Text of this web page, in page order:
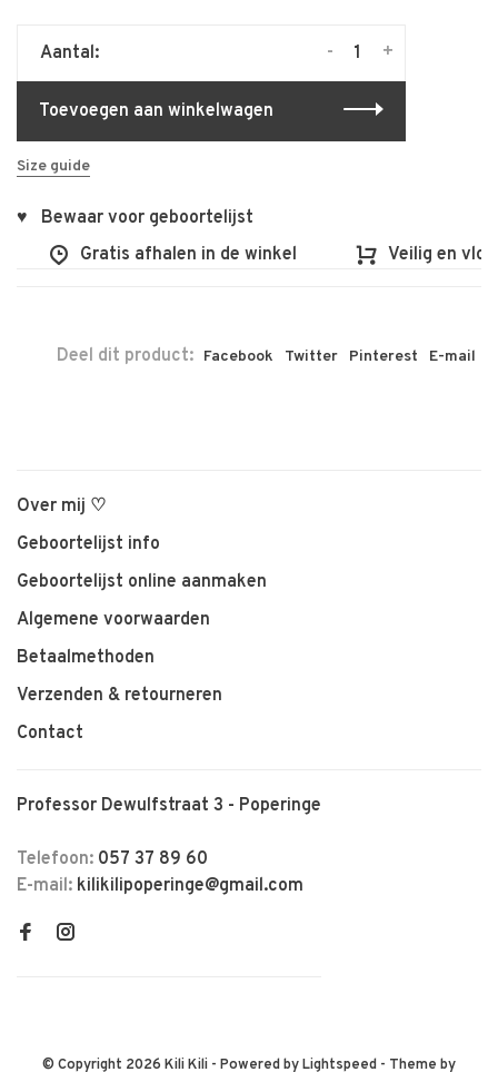
Aantal: +
-
Toevoegen aan winkelwagen
Size guide
♥ Bewaar voor geboortelijst
Gratis afhalen in de winkel
Veilig en vlot
Deel dit product: Facebook Twitter Pinterest E-mail
Over mij ♡
Geboortelijst info
Geboortelijst online aanmaken
Algemene voorwaarden
Betaalmethoden
Verzenden & retourneren
Contact
Professor Dewulfstraat 3 - Poperinge
Telefoon: 057 37 89 60
E-mail: kilikilipoperinge@gmail.com
© Copyright 2026 Kili Kili - Powered byLightspeed - Theme by